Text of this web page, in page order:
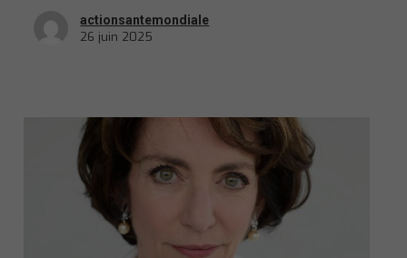
actionsantemondiale
26 juin 2025